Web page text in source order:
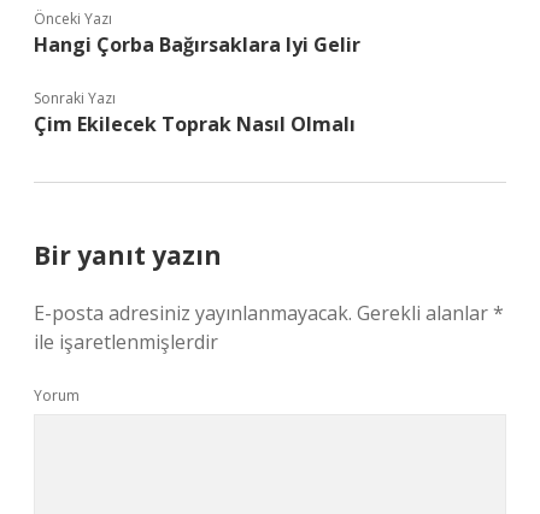
Önceki Yazı
Hangi Çorba Bağırsaklara Iyi Gelir
Sonraki Yazı
Çim Ekilecek Toprak Nasıl Olmalı
Bir yanıt yazın
E-posta adresiniz yayınlanmayacak. Gerekli alanlar*
ile işaretlenmişlerdir
Yorum